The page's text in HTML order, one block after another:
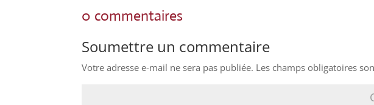
0 commentaires
Soumettre un commentaire
Votre adresse e-mail ne sera pas publiée. Les champs obligatoires